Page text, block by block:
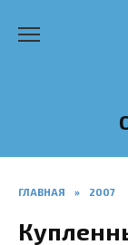
ГЛАВНАЯ » 2007